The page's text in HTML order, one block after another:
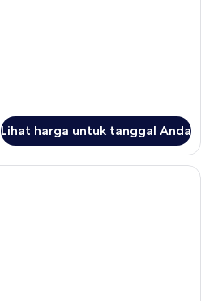
Lihat harga untuk tanggal Anda
Seprai premium, brankas, meja